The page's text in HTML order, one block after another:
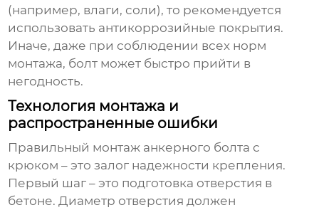
(например, влаги, соли), то рекомендуется
использовать антикоррозийные покрытия.
Иначе, даже при соблюдении всех норм
монтажа, болт может быстро прийти в
негодность.
Технология монтажа и
распространенные ошибки
Правильный монтаж анкерного болта с
крюком – это залог надежности крепления.
Первый шаг – это подготовка отверстия в
бетоне. Диаметр отверстия должен